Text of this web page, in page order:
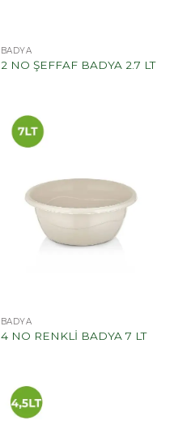
BADYA
2 NO ŞEFFAF BADYA 2.7 LT
BADYA
4 NO RENKLİ BADYA 7 LT